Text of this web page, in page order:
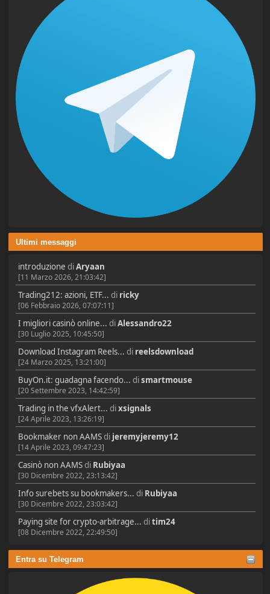
Ultimi messaggi
introduzione diAryaan
[11 Marzo 2026, 21:03:42]
Trading212: azioni, ETF... di ricky
[06 Febbraio 2026, 07:07:11]
I migliori casinò online... diAlessandro22
[30 Luglio 2025, 10:45:50]
Download Instagram Reels... di reelsdownload
[24 Marzo 2025, 13:21:00]
BuyOn.it: guadagna facendo... dismartmouse
[20 Settembre 2023, 14:42:59]
Trading in the vfxAlert... dixsignals
[24 Aprile 2023, 13:26:19]
Bookmaker non AAMSdi jeremyjeremy12
[14 Aprile 2023, 09:47:23]
Casinò non AAMSdi Rubiyaa
[30 Dicembre 2022, 23:13:42]
Info surebets su bookmakers... di Rubiyaa
[30 Dicembre 2022, 23:03:42]
Paying site for crypto-arbitrage... ditim24
[08 Dicembre 2022, 22:49:50]
Entra su Telegram